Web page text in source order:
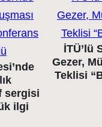
sergisi
ilgi
İTÜ’lü
Gezer,
Teklisi